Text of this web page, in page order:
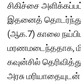
சிகிச்சை
இதனைத்
(ஆக.7) காலை
மரணமடைந்ததாக,
கவுன்சில்
அரசு